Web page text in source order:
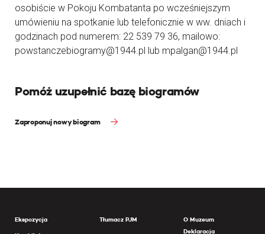
osobiście w Pokoju Kombatanta po wcześniejszym
umówieniu na spotkanie lub telefonicznie w ww. dniach i
godzinach pod numerem: 22 539 79 36, mailowo:
powstanczebiogramy@1944.pl lub mpalgan@1944.pl
Pomóż uzupełnić bazę biogramów
Zaproponuj nowy biogram
Ekspozycja Tłumacz PJM
O Muzeum
Deklaracja